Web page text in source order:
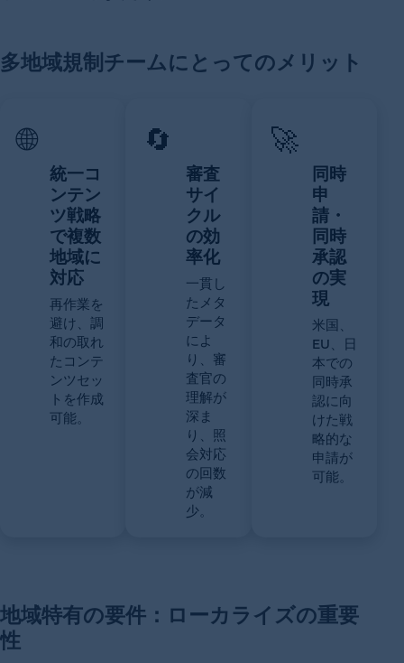
多地域規制チームにとってのメリット
🌐
統一コ
ンテン
ツ戦略
で複数
地域に
対応
再作業を
避け、調
和の取れ
たコンテ
ンツセッ
トを作成
可能。
🔄
審査
サイ
クル
の効
率化
一貫し
たメタ
データ
によ
り、審
査官の
理解が
深ま
り、照
会対応
の回数
が減
少。
🚀
同時
申
請・
同時
承認
の実
現
米国、
EU、日
本での
同時承
認に向
けた戦
略的な
申請が
可能。
地域特有の要件：ローカライズの重要
性